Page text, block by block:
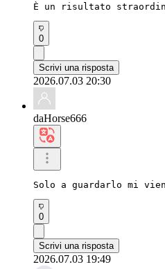
È un risultato
0
Scrivi una risposta
2026.07.03 20:30
daHorse666
Solo a guardarlo mi
0
Scrivi una risposta
2026.07.03 19:49